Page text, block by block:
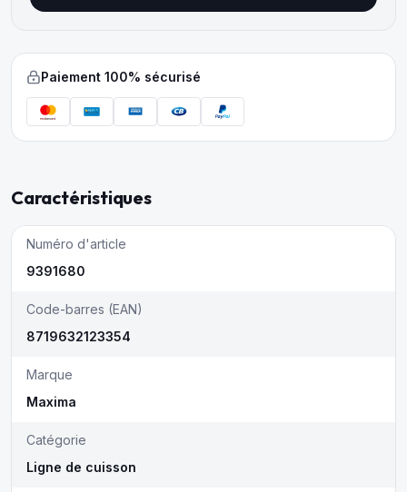
Paiement 100% sécurisé
Caractéristiques
Numéro d'article
9391680
Code-barres (EAN)
8719632123354
Marque
Maxima
Catégorie
Ligne de cuisson